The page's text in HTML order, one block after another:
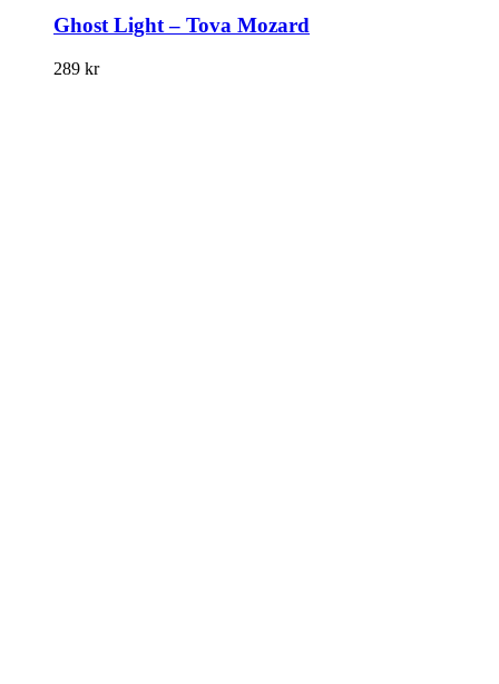
Ghost Light – Tova Mozard
289 kr